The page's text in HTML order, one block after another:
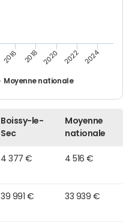
Moyenne nationale
2016 2018 2020 2022 2024
Boissy-le-
Sec
Moyenne
nationale
4 377 € 4 516 €
39 991 € 33 939 €